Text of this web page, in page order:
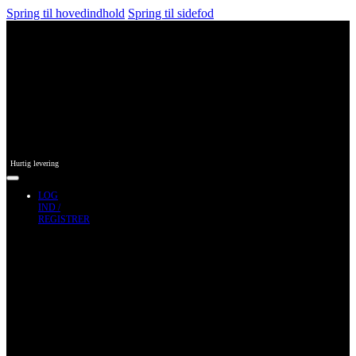
Spring til hovedindhold Spring til sidefod
Hurtig levering
LOG
IND /
REGISTRER